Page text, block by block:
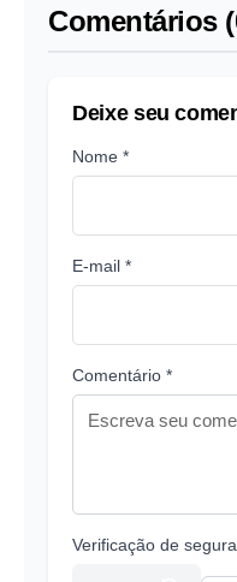
Comentários
Deixe seu
Nome *
E-mail *
Comentário *
Verificação de